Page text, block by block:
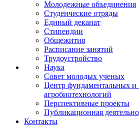
Молодежные объединения
Студенческие отряды
Единый деканат
Стипендии
Общежития
Расписание занятий
Трудоустройство
Наука
Совет молодых ученых
Центр фундаментальных
агробиотехнологий
Перспективные проекты
Публикационная
Контакты